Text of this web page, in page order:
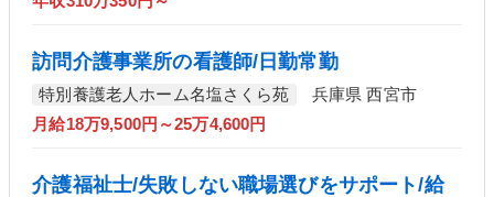
訪問介護事業所の看護師/日勤常勤
特別養護老人ホーム名塩さくら苑
兵庫県 西宮市
月給18万9,500円～25万4,600円
介護福祉士/失敗しない職場選びをサポート/給